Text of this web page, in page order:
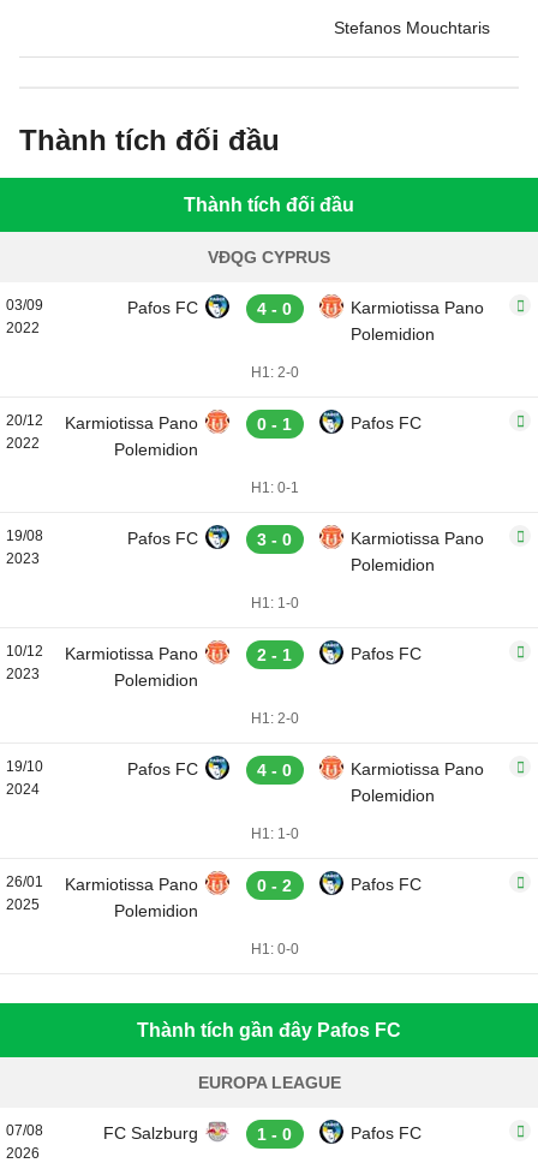
Stefanos Mouchtaris
Thành tích đối đầu
Thành tích đối đầu
VĐQG CYPRUS
03/09
2022
Pafos FC 4 - 0
Karmiotissa Pano
Polemidion
H1: 2-0
20/12
2022
Karmiotissa Pano
Polemidion
0 - 1 Pafos FC
H1: 0-1
19/08
2023
Pafos FC 3 - 0
Karmiotissa Pano
Polemidion
H1: 1-0
10/12
2023
Karmiotissa Pano
Polemidion
2 - 1 Pafos FC
H1: 2-0
19/10
2024
Pafos FC 4 - 0
Karmiotissa Pano
Polemidion
H1: 1-0
26/01
2025
Karmiotissa Pano
Polemidion
0 - 2 Pafos FC
H1: 0-0
Thành tích gần đây Pafos FC
EUROPA LEAGUE
07/08
2026
FC Salzburg 1 - 0 Pafos FC